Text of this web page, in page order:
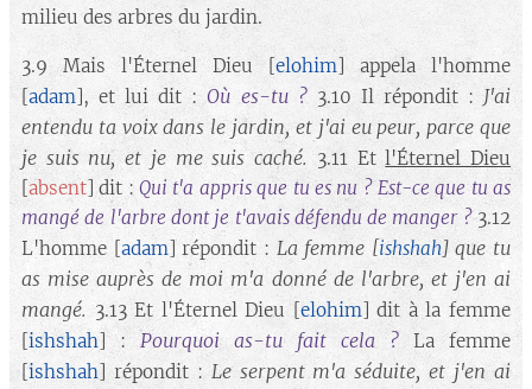
milieu des arbres du jardin.
3.9 Mais l'Éternel Dieu [elohim] appela l'homme
[adam], et lui dit :Où es-tu ? 3.10 Il répondit :J'ai
entendu ta voix dans le jardin, et j'ai eu peur, parce que
je suis nu, et je me suis caché. 3.11 Etl'Éternel Dieu
[absent] dit :Qui t'a appris que tu es nu ? Est-ce que tu as
mangé de l'arbre dont je t'avais défendu de manger ? 3.12
L'homme [adam] répondit : La femme [ishshah]que tu
as mise auprès de moi m'a donné de l'arbre, et j'en ai
mangé. 3.13 Et l'Éternel Dieu [elohim] dit à la femme
[ishshah] : Pourquoi as-tu fait cela ?
La femme
[ishshah] répondit : Le serpent m'a séduite, et j'en ai